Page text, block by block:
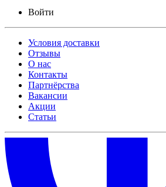
Войти
Условия доставки
Отзывы
О нас
Контакты
Партнёрства
Вакансии
Акции
Статьи